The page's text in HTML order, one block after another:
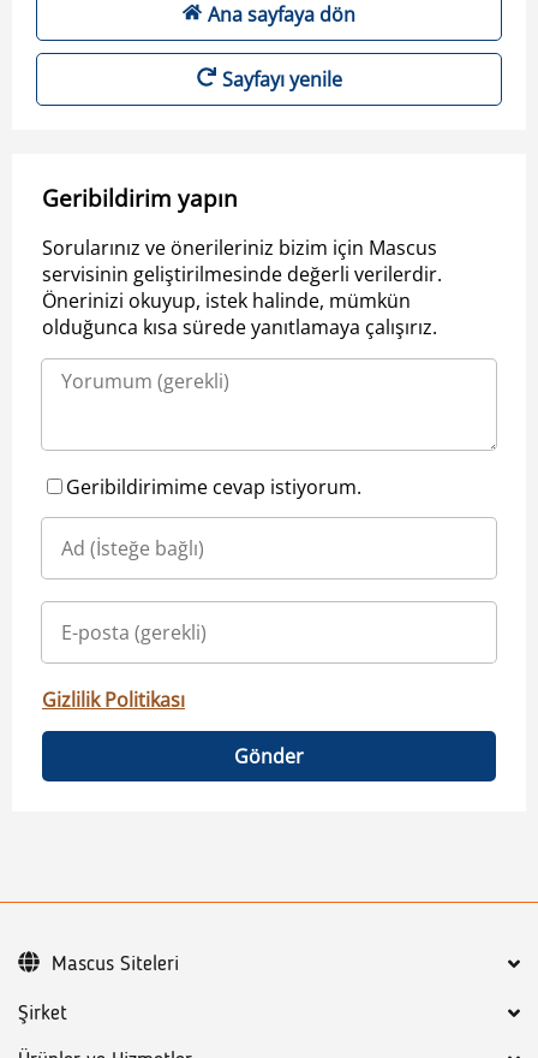
Ana sayfaya dön
Sayfayı yenile
Geribildirim yapın
Sorularınız ve önerileriniz bizim için Mascus
servisinin geliştirilmesinde değerli verilerdir.
Önerinizi okuyup, istek halinde, mümkün
olduğunca kısa sürede yanıtlamaya çalışırız.
Geribildirimime cevap istiyorum.
Gizlilik Politikası
Gönder
Şirket
Mascus Siteleri